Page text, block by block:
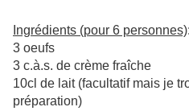
Ingrédients (pour 6 personnes):
3 oeufs
3 c.à.s. de crème fraîche
10cl de lait (facultatif mais je
préparation)